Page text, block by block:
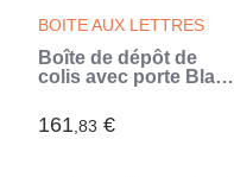
BOITE AUX LETTRES
Boîte de dépôt de
colis avec porte Blanc
(Blanc)
161,83 €